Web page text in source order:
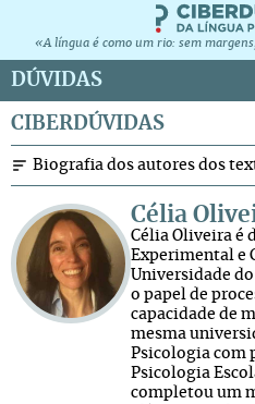
«A língua é como um rio: sem
DÚVIDAS
CIBERDÚVIDAS
Biografia dos autores dos
Célia
Célia Oliveira é
Experimental e
Universidade
o papel de
capacidade de
mesma
Psicologia com
Psicologia
completou um